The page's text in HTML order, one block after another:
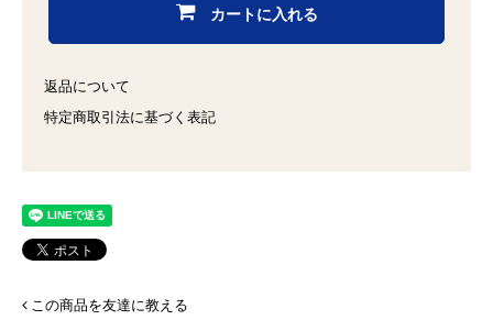
カートに入れる
返品について
特定商取引法に基づく表記
この商品を友達に教える